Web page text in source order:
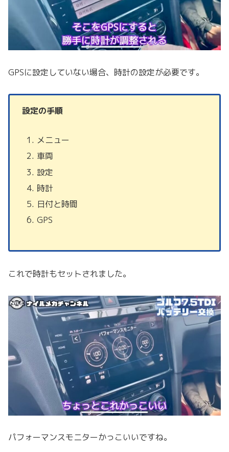
GPSに設定していない場合、時計の設定が必要です。
設定の手順
メニュー
車両
設定
時計
日付と時間
GPS
これで時計もセットされました。
パフォーマンスモニターかっこいいですね。